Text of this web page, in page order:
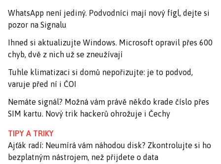
WhatsApp není jediný. Podvodníci mají nový fígl, dejte si
pozor na Signalu
Ihned si aktualizujte Windows. Microsoft opravil přes 600
chyb, dvě z nich už se zneužívají
Tuhle klimatizaci si domů nepořizujte: je to podvod,
varuje před ní i ČOI
Nemáte signál? Možná vám právě někdo krade číslo přes
SIM kartu. Nový trik hackerů ohrožuje i Čechy
TIPY A TRIKY
Ajťák radí: Neumírá vám náhodou disk? Zkontrolujte si ho
bezplatným nástrojem, než přijdete o data